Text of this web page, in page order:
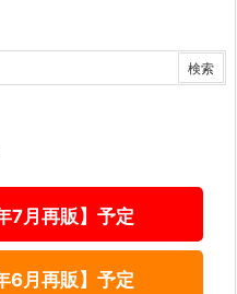
7月再販】予定
6月再販】予定